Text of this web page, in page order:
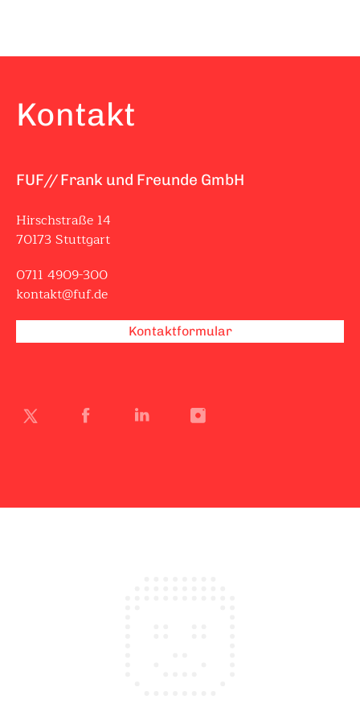
Kontakt
FUF// Frank und Freunde GmbH
Hirschstraße 14
70173 Stuttgart
0711 4909-300
kontakt@fuf.de
Kontaktformular